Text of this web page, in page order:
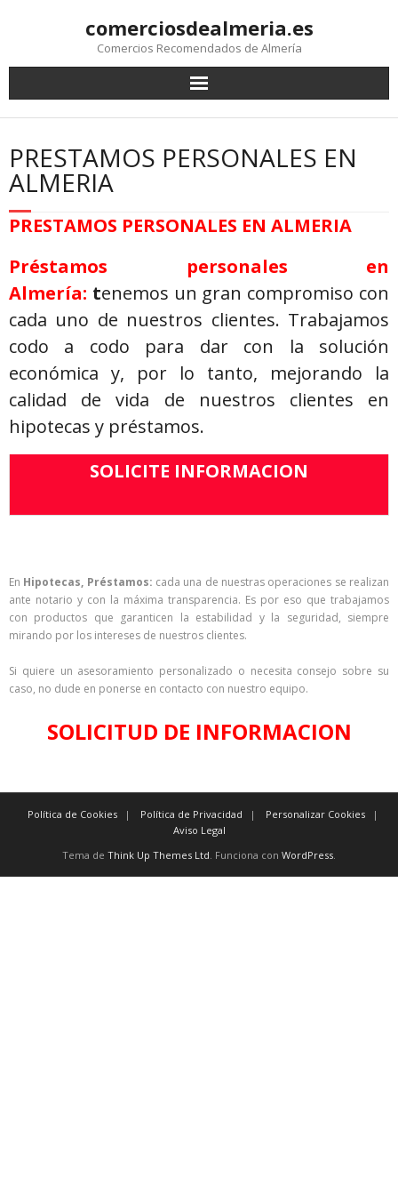
comerciosdealmeria.es
Comercios Recomendados de Almería
PRESTAMOS PERSONALES EN
ALMERIA
PRESTAMOS PERSONALES EN ALMERIA
Préstamos personales en
Almería: tenemos un gran compromiso con
cada uno de nuestros clientes. Trabajamos
codo a codo para dar con la solución
económica y, por lo tanto, mejorando la
calidad de vida de nuestros clientes en
hipotecas y préstamos.
SOLICITE INFORMACION
En Hipotecas, Préstamos: cada una de nuestras operaciones se realizan
ante notario y con la máxima transparencia. Es por eso que trabajamos
con productos que garanticen la estabilidad y la seguridad, siempre
mirando por los intereses de nuestros clientes.
Si quiere un asesoramiento personalizado o necesita consejo sobre su
caso, no dude en ponerse en contacto con nuestro equipo.
SOLICITUD DE INFORMACION
Política de Cookies Política de Privacidad
Personalizar Cookies
Aviso Legal
Tema de Think Up Themes Ltd. Funciona con WordPress.